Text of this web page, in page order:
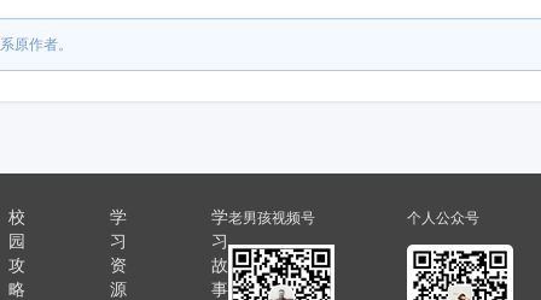
原作者。
校
园
攻
略
学
习
资
源
学
习
故
事
老男孩视频号 个人公众号